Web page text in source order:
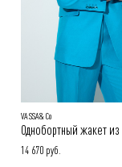
VASSA&Co
Однобортный жакет из
14 670 руб.